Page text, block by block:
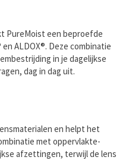
PureMoist een beproefde
ALDOX®. Deze combinatie
in je dagelijkse
dag in dag uit.
en helpt het
met oppervlakte-
afzettingen, terwijl de lens